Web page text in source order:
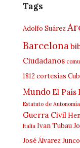
Tags
Adolfo Suárez
Barcelona
Ciudadanos
1812 cortesías
Mundo El País
Estatuto de
Guerra Civil
Italia Ivan Tubau
José Álvarez Junco